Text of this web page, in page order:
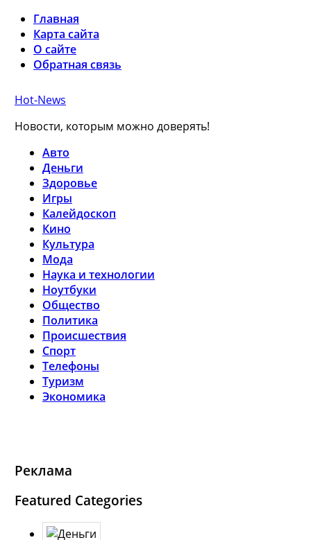
Главная
Карта сайта
О сайте
Обратная связь
Hot-News
Новости, которым можно доверять!
Авто
Деньги
Здоровье
Игры
Калейдоскоп
Кино
Культура
Мода
Наука и технологии
Ноутбуки
Общество
Политика
Происшествия
Спорт
Телефоны
Туризм
Экономика
Реклама
Featured Categories